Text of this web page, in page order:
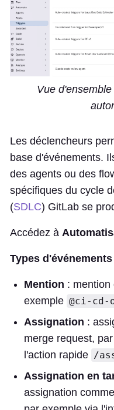
Vue
Les déclencheurs
base d'événements.
des agents ou des
spécifiques du cycle
(SDLC) GitLab se
Accédez à
Types
Mention : mention
exemple @ci-
Assignation :
merge request,
l'action rapide /
Assignation en
assignation